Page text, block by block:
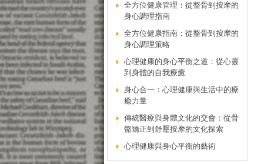
全方位健康管理：從整骨到按摩的
身心調理指南
全方位健康指南：從整骨到按摩的
身心調理策略
心理健康的身心平衡之道：從心靈
到身體的自我療癒
身心合一：心理健康與生活中的療
癒力量
傳統醫療與身體文化的交會：從骨
骼矯正到舒壓按摩的文化探索
心理健康與身心平衡的藝術